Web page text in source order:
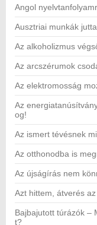
Angol
Ausztriai munkák
Az alkoholizmus
Az arcszérumok
Az elektromosság
Az
og!
Az ismert tévésnek
Az otthonodba is
Az újságírás nem
Azt hittem, átverés
Bajbajutott túrázók –
t?